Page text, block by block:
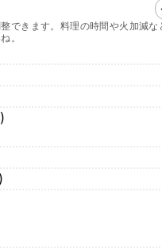
できます。料理の時間や火加減
。